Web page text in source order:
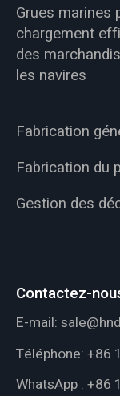
Grues marines
chargement
des
les navires
Fabrication
Fabrication du
Gestion des
Contactez-
E-mail:
Téléphone: +86
WhatsApp : +86